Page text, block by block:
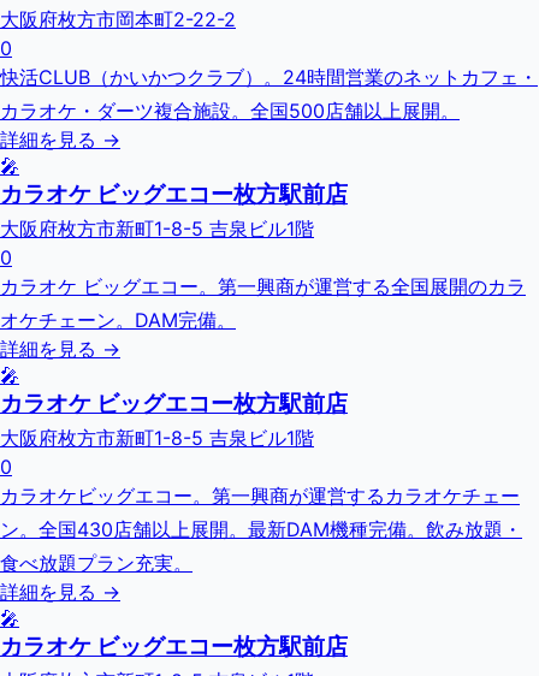
大阪府枚方市岡本町2-22-2
0
快活CLUB（かいかつクラブ）。24時間営業のネットカフェ・
カラオケ・ダーツ複合施設。全国500店舗以上展開。
詳細を見る →
🎤
カラオケ ビッグエコー枚方駅前店
大阪府枚方市新町1-8-5 吉泉ビル1階
0
カラオケ ビッグエコー。第一興商が運営する全国展開のカラ
オケチェーン。DAM完備。
詳細を見る →
🎤
カラオケ ビッグエコー枚方駅前店
大阪府枚方市新町1-8-5 吉泉ビル1階
0
カラオケビッグエコー。第一興商が運営するカラオケチェー
ン。全国430店舗以上展開。最新DAM機種完備。飲み放題・
食べ放題プラン充実。
詳細を見る →
🎤
カラオケ ビッグエコー枚方駅前店